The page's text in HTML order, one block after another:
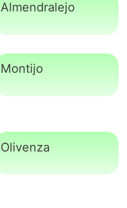
Almendralejo
Montijo
Olivenza